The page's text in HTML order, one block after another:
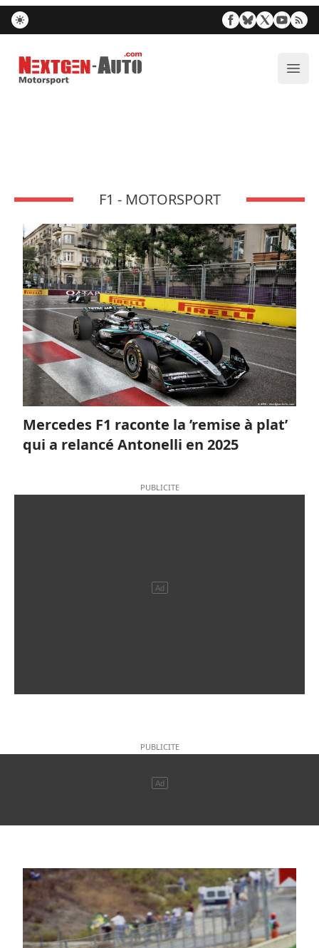
Nextgen-Auto.com
F1 - MOTORSPORT
Mercedes F1 raconte la ’remise à plat’
qui a relancé Antonelli en 2025